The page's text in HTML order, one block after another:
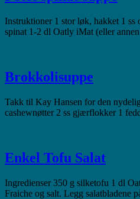
Instruktioner 1 stor løk, hakket 1 ss
spinat 1-2 dl Oatly iMat (eller
Brokkolisuppe
Takk til Kay Hansen for den
cashewnøtter 2 ss gjærflokker 1
Enkel Tofu Salat
Ingredienser 350 g silketofu 1 dl
Fraiche og salt. Legg salatbladene